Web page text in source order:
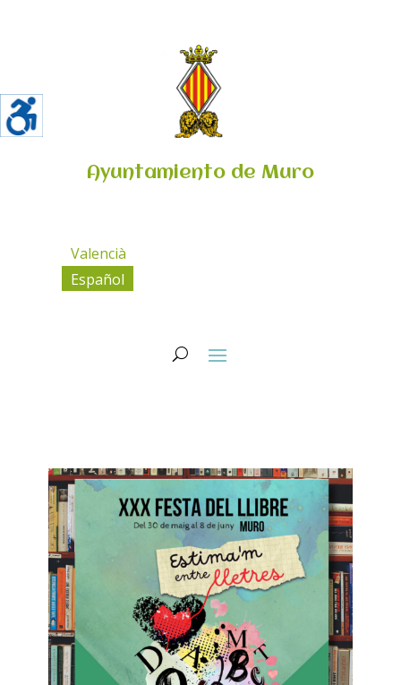
Ayuntamiento de Muro
Valencià
Español